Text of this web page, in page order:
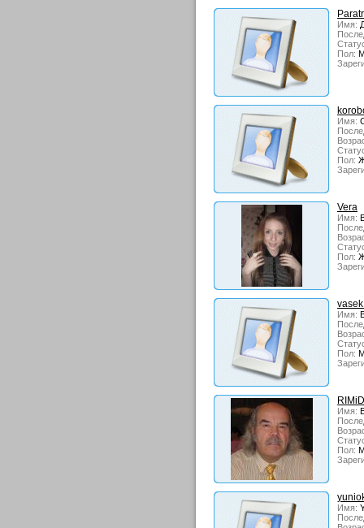
Имя:
Пол:
Имя:
Пол:
Vera
Имя:
Пол:
Имя:
Пол:
Имя:
Пол:
Имя: